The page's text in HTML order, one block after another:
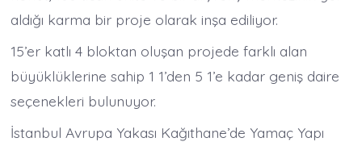
aldığı karma bir proje olarak inşa ediliyor.
15’er katlı 4 bloktan oluşan projede farklı alan
büyüklüklerine sahip 1 1’den 5 1’e kadar geniş daire
seçenekleri bulunuyor.
İstanbul Avrupa Yakası Kağıthane’de Yamaç Yapı